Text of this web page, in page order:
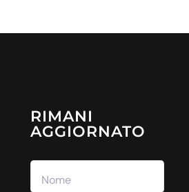
RIMANI
AGGIORNATO